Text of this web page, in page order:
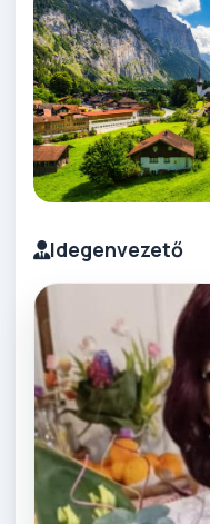
Idegenvezető